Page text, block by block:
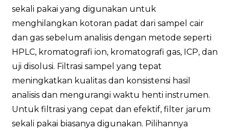
sekali pakai yang digunakan untuk
menghilangkan kotoran padat dari sampel cair
dan gas sebelum analisis dengan metode seperti
HPLC, kromatografi ion, kromatografi gas, ICP, dan
uji disolusi. Filtrasi sampel yang tepat
meningkatkan kualitas dan konsistensi hasil
analisis dan mengurangi waktu henti instrumen.
Untuk filtrasi yang cepat dan efektif, filter jarum
sekali pakai biasanya digunakan. Pilihannya